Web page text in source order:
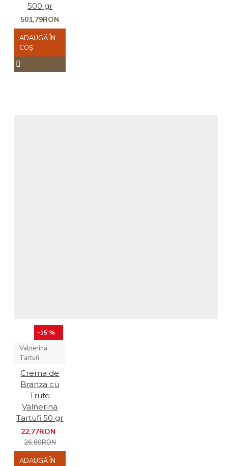
500 gr
501,79RON
ADAUGĂ ÎN
COŞ
-15 %
Valnerina
Tartufi
Crema de
Branza cu
Trufe
Valnerina
Tartufi 50 gr
22,77RON
26,80RON
ADAUGĂ ÎN